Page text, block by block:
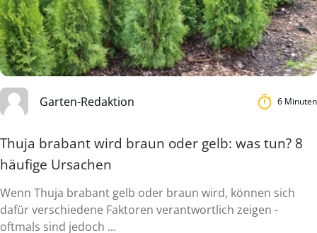
Garten-Redaktion 6 Minuten
Thuja brabant wird braun oder gelb: was tun? 8
häufige Ursachen
Wenn Thuja brabant gelb oder braun wird, können sich
dafür verschiedene Faktoren verantwortlich zeigen -
oftmals sind jedoch ...